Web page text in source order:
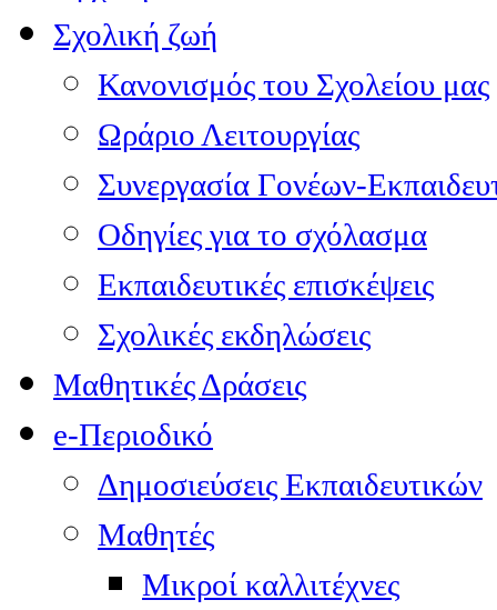
Σχολική ζωή
Κανονισμός του Σχολείου μας
Ωράριο Λειτουργίας
Συνεργασία Γονέων-
Οδηγίες για το σχόλασμα
Εκπαιδευτικές επισκέψεις
Σχολικές εκδηλώσεις
Μαθητικές Δράσεις
e-Περιοδικό
Δημοσιεύσεις Εκπαιδευτικών
Μαθητές
Μικροί καλλιτέχνες